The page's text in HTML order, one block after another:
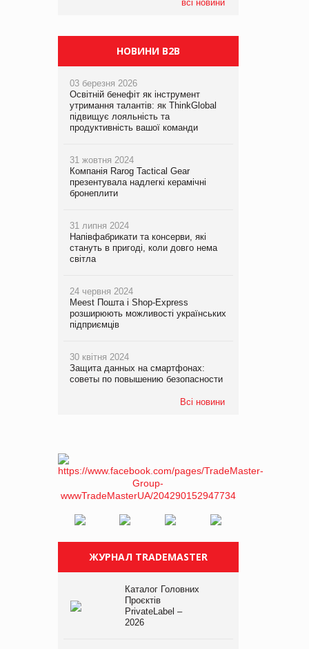
всі новини
НОВИНИ B2B
03 березня 2026
Освітній бенефіт як інструмент
утримання талантів: як ThinkGlobal
підвищує лояльність та
продуктивність вашої команди
31 жовтня 2024
Компанія Rarog Tactical Gear
презентувала надлегкі керамічні
бронеплити
31 липня 2024
Напівфабрикати та консерви, які
стануть в пригоді, коли довго нема
світла
24 червня 2024
Meest Пошта і Shop-Express
розширюють можливості українських
підприємців
30 квітня 2024
Защита данных на смартфонах:
советы по повышению безопасности
Всі новини
ЖУРНАЛ TRADEMASTER
Каталог Головних
Проєктів
PrivateLabel –
2026